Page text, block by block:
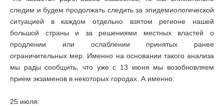
следим и будем продолжать следить за эпидемиологической
ситуацией в каждом отдельно взятом регионе нашей
большой страны и за решениями местных властей о
продлении или ослаблении принятых ранее
ограничительных мер. Именно на основании такого анализа
мы рады сообщить, что уже с 13 июня мы возобновляем
прием экзаменов в некоторых городах. А именно:
25 июля: